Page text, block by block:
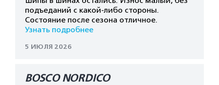
подъеданий с какой-либо стороны.
Состояние после сезона отличное.
Узнать подробнее
5 ИЮЛЯ 2026
BOSCO NORDICO